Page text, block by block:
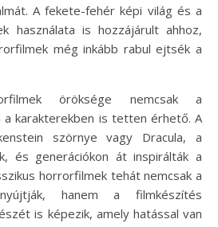
A fekete-fehér képi világ és a
használata is hozzájárult ahhoz,
még inkább rabul ejtsék a
öröksége nemcsak a
karakterekben is tetten érhető. A
szörnye vagy Dracula, a
és generációkon át inspirálták a
horrorfilmek tehát nemcsak a
hanem a filmkészítés
is képezik, amely hatással van